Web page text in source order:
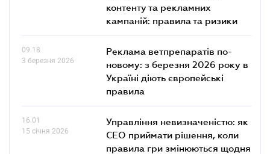
контенту та рекламних
кампаній: правила та ризики
09.18
3 березня 2026
Реклама ветпрепаратів по-
новому: з березня 2026 року в
Україні діють європейські
правила
16.01
15 січня 2026
Управління невизначеністю: як
СЕО приймати рішення, коли
правила гри змінюються щодня